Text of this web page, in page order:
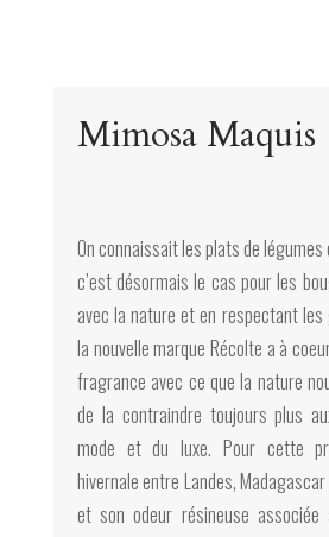
Mimosa Maquis
On connaissait les plats de
c’est désormais le cas pour les
avec la nature et en respectant
la nouvelle marque Récolte a à
fragrance avec ce que la nature
de la contraindre toujours plus
mode et du luxe. Pour cette
hivernale entre Landes,
et son odeur résineuse